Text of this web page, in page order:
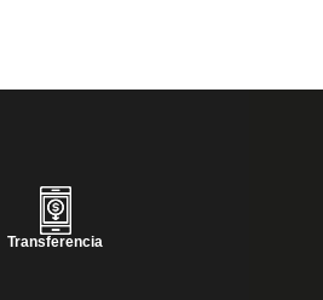
Transferencia